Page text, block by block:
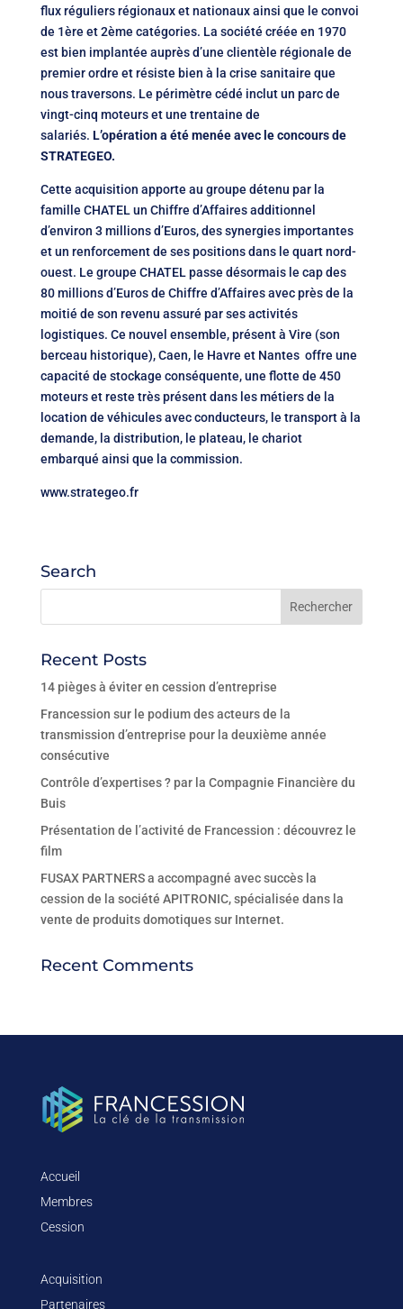
flux réguliers régionaux et nationaux ainsi que le convoi
de 1ère et 2ème catégories. La société créée en 1970
est bien implantée auprès d’une clientèle régionale de
premier ordre et résiste bien à la crise sanitaire que
nous traversons. Le périmètre cédé inclut un parc de
vingt-cinq moteurs et une trentaine de
salariés. L’opération a été menée avec le concours de
STRATEGEO.
Cette acquisition apporte au groupe détenu par la
famille CHATEL un Chiffre d’Affaires additionnel
d’environ 3 millions d’Euros, des synergies importantes
et un renforcement de ses positions dans le quart nord-
ouest. Le groupe CHATEL passe désormais le cap des
80 millions d’Euros de Chiffre d’Affaires avec près de la
moitié de son revenu assuré par ses activités
logistiques. Ce nouvel ensemble, présent à Vire (son
berceau historique), Caen, le Havre et Nantes offre une
capacité de stockage conséquente, une flotte de 450
moteurs et reste très présent dans les métiers de la
location de véhicules avec conducteurs, le transport à la
demande, la distribution, le plateau, le chariot
embarqué ainsi que la commission.
www.strategeo.fr
Search
Recent Posts
14 pièges à éviter en cession d’entreprise
Francession sur le podium des acteurs de la
transmission d’entreprise pour la deuxième année
consécutive
Contrôle d’expertises ? par la Compagnie Financière du
Buis
Présentation de l’activité de Francession : découvrez le
film
FUSAX PARTNERS a accompagné avec succès la
cession de la société APITRONIC, spécialisée dans la
vente de produits domotiques sur Internet.
Recent Comments
Accueil
Membres
Cession
Acquisition
Partenaires